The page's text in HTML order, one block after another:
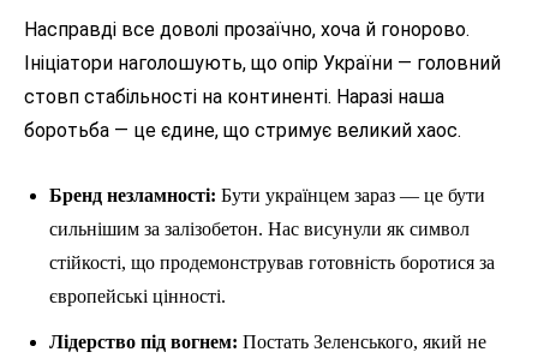
Насправді все доволі прозаїчно, хоча й гонорово.
Ініціатори наголошують, що опір України — головний
стовп стабільності на континенті. Наразі наша
боротьба — це єдине, що стримує великий хаос.
Бренд незламності: Бути українцем зараз — це бути
сильнішим за залізобетон. Нас висунули як символ
стійкості, що продемонстрував готовність боротися за
європейські цінності.
Лідерство під вогнем: Постать Зеленського, який не